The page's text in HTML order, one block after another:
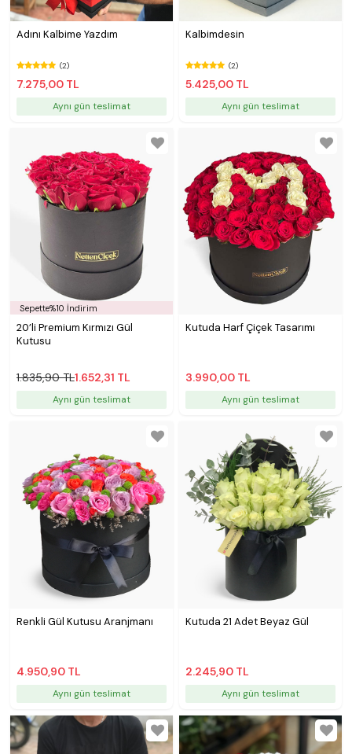
Adını Kalbime Yazdım
(2)
7.275,00 TL
Aynı gün teslimat
Kalbimdesin
(2)
5.425,00 TL
Aynı gün teslimat
Sepette%10 İndirim
20’li Premium Kırmızı Gül
Kutusu
1.835,90 TL1.652,31 TL
Aynı gün teslimat
Kutuda Harf Çiçek Tasarımı
3.990,00 TL
Aynı gün teslimat
Renkli Gül Kutusu Aranjmanı
4.950,90 TL
Aynı gün teslimat
Kutuda 21 Adet Beyaz Gül
2.245,90 TL
Aynı gün teslimat